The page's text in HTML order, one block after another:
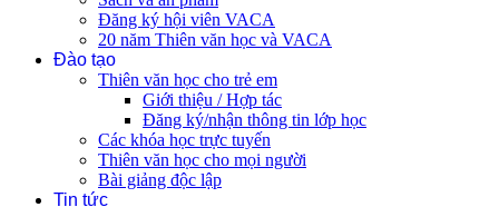
Đăng ký hội viên VACA
20 năm Thiên văn học và VACA
Đào tạo
Thiên văn học cho trẻ em
Giới thiệu / Hợp tác
Đăng ký/nhận thông tin lớp học
Các khóa học trực tuyến
Thiên văn học cho mọi người
Bài giảng độc lập
Tin tức